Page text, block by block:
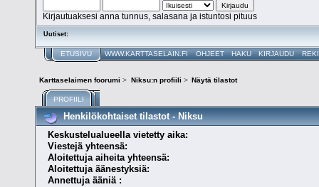
Kirjautuaksesi anna tunnus, salasana ja istuntosi pituus
Uutiset:
ETUSIVU WWW.KARTTASELAIN.FI OHJEET HAKU KIRJAUDU
Karttaselaimen foorumi > Niksu:n profiili > Näytä tilastot
PROFIILI
Henkilökohtaiset tilastot - Niksu
Keskustelualueella vietetty aika:
Viestejä yhteensä:
Aloitettuja aiheita yhteensä:
Aloitettuja äänestyksiä:
Annettuja ääniä :